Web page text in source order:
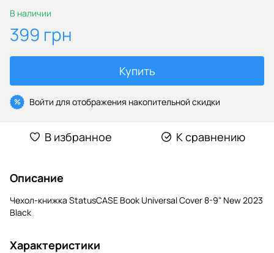
В наличии
399 грн
Купить
% Войти для отображения накопительной скидки
В избранное К сравнению
Описание
Чехол-книжка StatusCASE Book Universal Cover 8-9" New 2023
Black
Характеристики